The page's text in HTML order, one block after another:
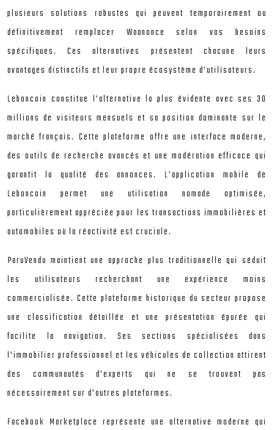
plusieurs solutions robustes qui peuvent temporairement ou
définitivement remplacer Waanonce selon vos besoins
spécifiques. Ces alternatives présentent chacune leurs
avantages distinctifs et leur propre écosystème d’utilisateurs.
Leboncoin constitue l’alternative la plus évidente avec ses 30
millions de visiteurs mensuels et sa position dominante sur le
marché français. Cette plateforme offre une interface moderne,
des outils de recherche avancés et une modération efficace qui
garantit la qualité des annonces. L’application mobile de
Leboncoin permet une utilisation nomade optimisée,
particulièrement appréciée pour les transactions immobilières et
automobiles où la réactivité est cruciale.
ParuVendu maintient une approche plus traditionnelle qui séduit
les utilisateurs recherchant une expérience moins
commercialisée. Cette plateforme historique du secteur propose
une classification détaillée et une présentation épurée qui
facilite la navigation. Ses sections spécialisées dans
l’immobilier professionnel et les véhicules de collection attirent
des communautés d’experts qui ne se trouvent pas
nécessairement sur d’autres plateformes.
Facebook Marketplace représente une alternative moderne qui